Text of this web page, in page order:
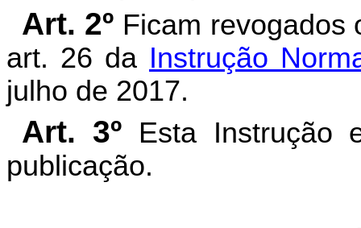
Art. 2º Ficam revogados
art. 26 da Instrução
julho de 2017.
Art. 3º Esta Instrução
publicação.